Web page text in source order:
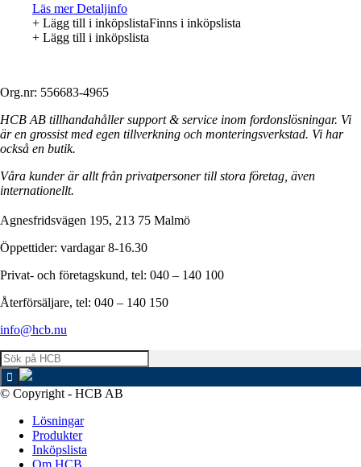
Läs merDetaljinfo
+ Lägg till i inköpslistaFinns i inköpslista
+ Lägg till i inköpslista
Org.nr: 556683-4965
HCB AB tillhandahåller support & service inom fordonslösningar. Vi
är en grossist med egen tillverkning och monteringsverkstad. Vi har
också en butik.
Våra kunder är allt från privatpersoner till stora företag, även
internationellt.
Agnesfridsvägen 195, 213 75 Malmö
Öppettider: vardagar 8-16.30
Privat- och företagskund, tel: 040 – 140 100
Återförsäljare, tel: 040 – 140 150
info@hcb.nu
© Copyright - HCB AB
Lösningar
Produkter
Inköpslista
Om HCB